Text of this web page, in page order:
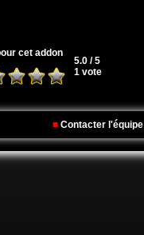
cet addon
5.0 / 5
1 vote
■ Contacter